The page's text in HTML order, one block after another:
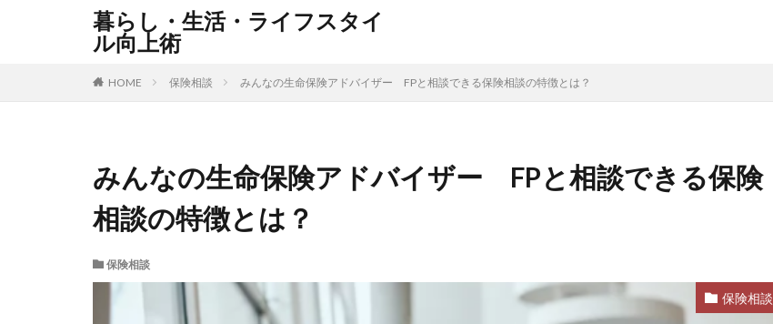
暮らし・生活・ライフスタイ
ル向上術
HOME 保険相談 みんなの生命保険アドバイザー FPと相談できる保険相談の特徴とは？
みんなの生命保険アドバイザー FPと相談できる保険
相談の特徴とは？
保険相談
保険相談